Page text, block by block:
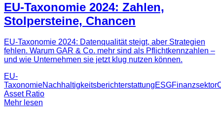
EU-Taxonomie 2024: Zahlen,
Stolpersteine, Chancen
EU-Taxonomie 2024: Datenqualität steigt, aber Strategien
fehlen. Warum GAR & Co. mehr sind als Pflichtkennzahlen –
und wie Unternehmen sie jetzt klug nutzen können.
EU-
TaxonomieNachhaltigkeitsberichterstattungESGFinanzsektor
Asset Ratio
Mehr lesen